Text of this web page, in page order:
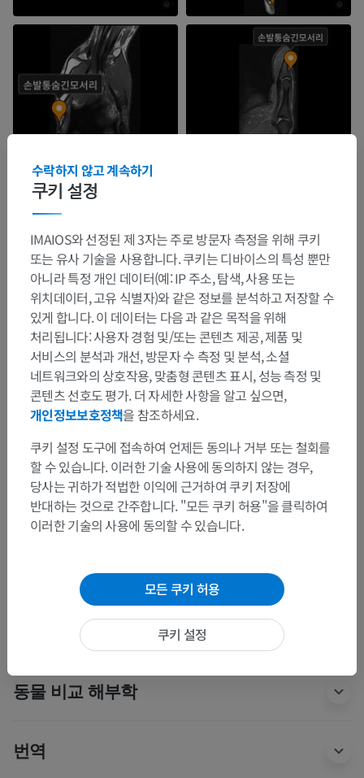
해부학적 계층
인체 해부학 2
인체> 통합계통> 외피> 피부부속기관> 손발톱
손발톱판 > 손발통숨긴모서리
인체 해부학 1
동물 비교 해부학
번역
쿠키 설정
수락하지 않고 계속하기
IMAIOS와 선정된 제 3자는 주로 방문자 측정을 위해 쿠키
또는 유사 기술을 사용합니다. 쿠키는 디바이스의 특성 뿐만
아니라 특정 개인 데이터(예: IP 주소, 탐색, 사용 또는
위치데이터, 고유 식별자)와 같은 정보를 분석하고 저장할 수
있게 합니다. 이 데이터는 다음 과 같은 목적을 위해
처리됩니다: 사용자 경험 및/또는 콘텐츠 제공, 제품 및
서비스의 분석과 개선, 방문자 수 측정 및 분석, 소셜
네트워크와의 상호작용, 맞춤형 콘텐츠 표시, 성능 측정 및
콘텐츠 선호도 평가. 더 자세한 사항을 알고 싶으면,
개인정보보호정책을 참조하세요.
쿠키 설정 도구에 접속하여 언제든 동의나 거부 또는 철회를
할 수 있습니다. 이러한 기술 사용에 동의하지 않는 경우,
당사는 귀하가 적법한 이익에 근거하여 쿠키 저장에
반대하는 것으로 간주합니다. "모든 쿠키 허용"을 클릭하여
이러한 기술의 사용에 동의할 수 있습니다.
모든 쿠키 허용
쿠키 설정